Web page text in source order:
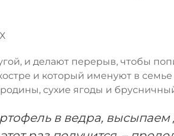
и делают перерыв, чтобы
и который именуют в
сухие ягоды и
в ведра,